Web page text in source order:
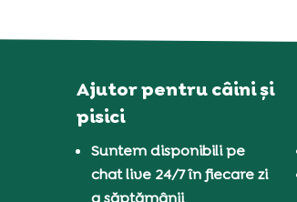
Ajutor pentru câini și
pisici
Suntem disponibili pe
chat live 24/7 în fiecare zi
a săptămânii